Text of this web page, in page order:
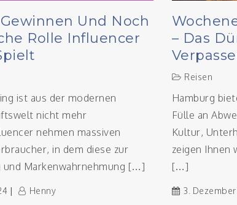
Und Noch
Rolle Influencer
ist aus der modernen
nicht mehr
nehmen massiven
in dem diese zur
und Markenwahrnehmung […]
Henny
– Das
Reisen
Hamburg
Fülle an
Kultur,
zeigen Ihnen
[…]
3.